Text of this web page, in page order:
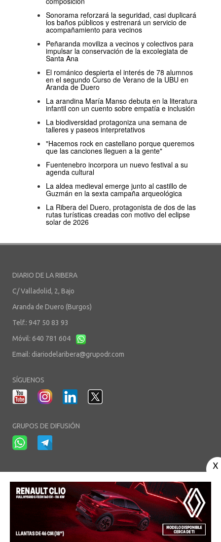
Sonorama reforzará la seguridad, casi duplicará
los baños públicos y estrenará un servicio de
acompañamiento para vecinos
Peñaranda moviliza a vecinos y colectivos para
impulsar la conservación de la excolegiata de
Santa Ana
El románico despierta el interés de 78 alumnos
en el segundo Curso de Verano de la UBU en
Aranda de Duero
La arandina María Manso debuta en la literatura
infantil con un cuento sobre empatía e inclusión
La biodiversidad protagoniza una semana de
talleres y paseos interpretativos
"Hacemos rock en castellano porque queremos
que las canciones lleguen a la gente"
Fuentenebro incorpora un nuevo festival a su
agenda cultural
La aldea medieval emerge junto al castillo de
Guzmán en la sexta campaña arqueológica
La Ribera del Duero, protagonista de dos de las
rutas turísticas creadas con motivo del eclipse
solar de 2026
DIARIO DE LA RIBERA
C/ Valladolid, 2, Bajo
Aranda de Duero (Burgos)
Telf.: 947 50 83 93
Móvil: 640 781 604
Email: diariodelaribera@grupodr.com
SÍGUENOS
GRUPOS DE DIFUSIÓN
Aviso Legal - Política de Privacidad-Política de Cookies - Área privada